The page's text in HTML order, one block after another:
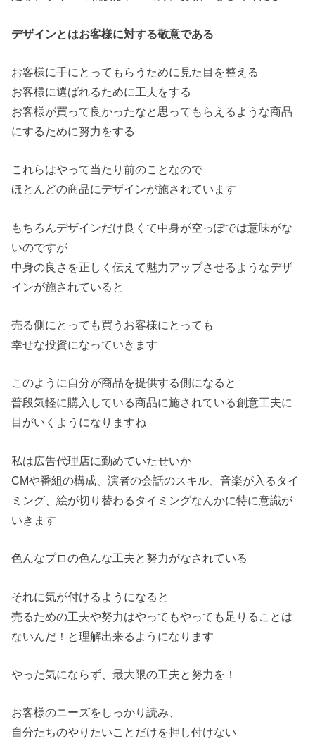
デザインとはお客様に対する敬意である
お客様に手にとってもらうために見た目を整える
お客様に選ばれるために工夫をする
お客様が買って良かったなと思ってもらえるような商品
にするために努力をする
これらはやって当たり前のことなので
ほとんどの商品にデザインが施されています
もちろんデザインだけ良くて中身が空っぽでは意味がな
いのですが
中身の良さを正しく伝えて魅力アップさせるようなデザ
インが施されていると
売る側にとっても買うお客様にとっても
幸せな投資になっていきます
このように自分が商品を提供する側になると
普段気軽に購入している商品に施されている創意工夫に
目がいくようになりますね
私は広告代理店に勤めていたせいか
CMや番組の構成、演者の会話のスキル、音楽が入るタイ
ミング、絵が切り替わるタイミングなんかに特に意識が
いきます
色んなプロの色んな工夫と努力がなされている
それに気が付けるようになると
売るための工夫や努力はやってもやっても足りることは
ないんだ！と理解出来るようになります
やった気にならず、最大限の工夫と努力を！
お客様のニーズをしっかり読み、
自分たちのやりたいことだけを押し付けない